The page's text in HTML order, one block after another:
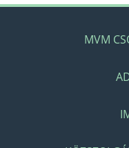
MVM